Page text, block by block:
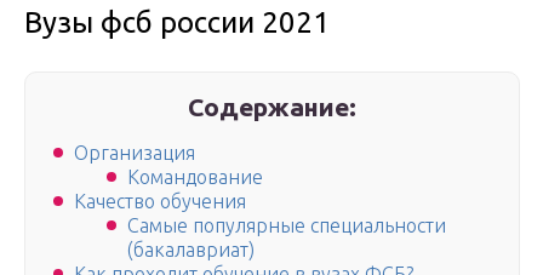
Вузы фсб россии 2021
Содержание:
Организация
Командование
Качество обучения
Самые популярные специальности
(бакалавриат)